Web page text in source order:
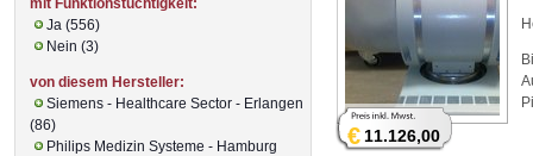
€11.126,00
Ja (556)
Nein (3)
von diesem Hersteller:
Siemens - Healthcare Sector - Erlangen
(86)
Philips Medizin Systeme - Hamburg